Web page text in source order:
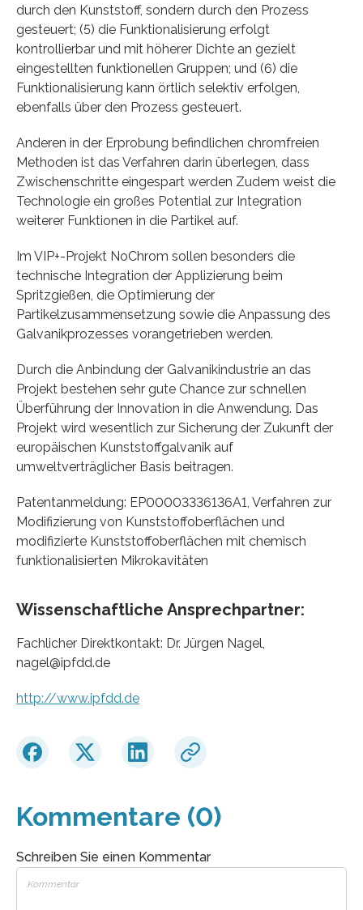
durch den Kunststoff, sondern durch den Prozess
gesteuert; (5) die Funktionalisierung erfolgt
kontrollierbar und mit höherer Dichte an gezielt
eingestellten funktionellen Gruppen; und (6) die
Funktionalisierung kann örtlich selektiv erfolgen,
ebenfalls über den Prozess gesteuert.
Anderen in der Erprobung befindlichen chromfreien
Methoden ist das Verfahren darin überlegen, dass
Zwischenschritte eingespart werden Zudem weist die
Technologie ein großes Potential zur Integration
weiterer Funktionen in die Partikel auf.
Im VIP+-Projekt NoChrom sollen besonders die
technische Integration der Applizierung beim
Spritzgießen, die Optimierung der
Partikelzusammensetzung sowie die Anpassung des
Galvanikprozesses vorangetrieben werden.
Durch die Anbindung der Galvanikindustrie an das
Projekt bestehen sehr gute Chance zur schnellen
Überführung der Innovation in die Anwendung. Das
Projekt wird wesentlich zur Sicherung der Zukunft der
europäischen Kunststoffgalvanik auf
umweltverträglicher Basis beitragen.
Patentanmeldung: EP00003336136A1, Verfahren zur
Modifizierung von Kunststoffoberflächen und
modifizierte Kunststoffoberflächen mit chemisch
funktionalisierten Mikrokavitäten
Wissenschaftliche Ansprechpartner:
Fachlicher Direktkontakt: Dr. Jürgen Nagel,
nagel@ipfdd.de
http://www.ipfdd.de
Kommentare (0)
Schreiben Sie einen Kommentar